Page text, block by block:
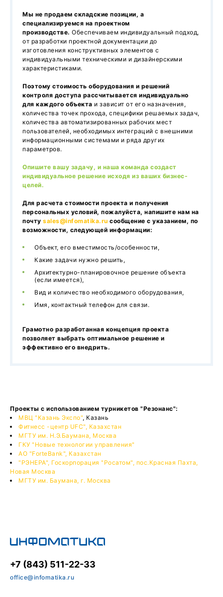
Мы не продаем складские позиции, а
специализируемся на проектном
производстве. Обеспечиваем индивидуальный подход,
от разработки проектной документации до
изготовления конструктивных элементов с
индивидуальными техническими и дизайнерскими
характеристиками.
Поэтому стоимость оборудования и решений
контроля доступа рассчитывается индивидуально
для каждого объекта и зависит от его назначения,
количества точек прохода, специфики решаемых задач,
количества автоматизированных рабочих мест
пользователей, необходимых интеграций с внешними
информационными системами и ряда других
параметров.
Опишите вашу задачу, и наша команда создаст
индивидуальное решение исходя из ваших бизнес-
целей.
Для расчета стоимости проекта и получения
персональных условий, пожалуйста, напишите нам на
почту sales@infomatika.ru сообщение с указанием, по
возможности, следующей информации:
Объект, его вместимость/особенности,
Какие задачи нужно решить,
Архитектурно-планировочное решение объекта
(если имеется),
Вид и количество необходимого оборудования,
Имя, контактный телефон для связи.
Грамотно разработанная концепция проекта
позволяет выбрать оптимальное решение и
эффективно его внедрить.
Проекты с использованием турникетов "Резонанс":
МВЦ "Казань Экспо", Казань
Фитнесс -центр UFC", Казахстан
МГТУ им. Н.Э.Баумана, Москва
ГКУ "Новые технологии управления"
АО "ForteBank", Казахстан
"РЭНЕРА", Госкорпорация "Росатом", пос.Красная Пахта,
Новая Москва
МГТУ им. Баумана, г. Москва
+7 (843) 511-22-33
office@infomatika.ru